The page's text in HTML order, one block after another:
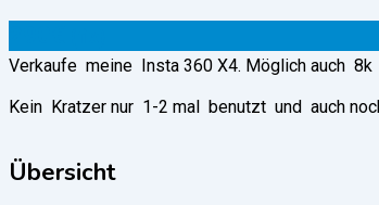
Verkaufe meine Insta 360 X4. Möglich auch
Kein Kratzer nur 1-2 mal benutzt und auch
Übersicht